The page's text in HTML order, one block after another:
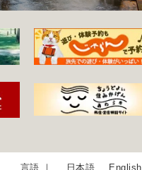
日本語 English